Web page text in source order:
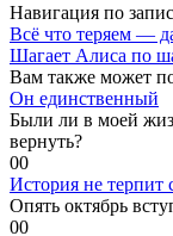
Навигация по
Всё что теряем —
Шагает Алиса по
Вам также может
Он единственный
Были ли в моей
вернуть?
00
История не терпит
Опять октябрь
00